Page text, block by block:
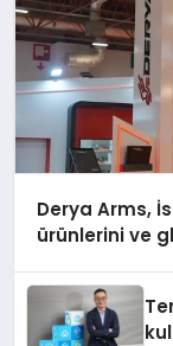
Derya Arms,
ürünlerini ve